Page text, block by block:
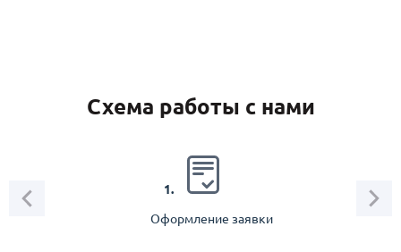
Схема работы с нами
1.
Оформление заявки